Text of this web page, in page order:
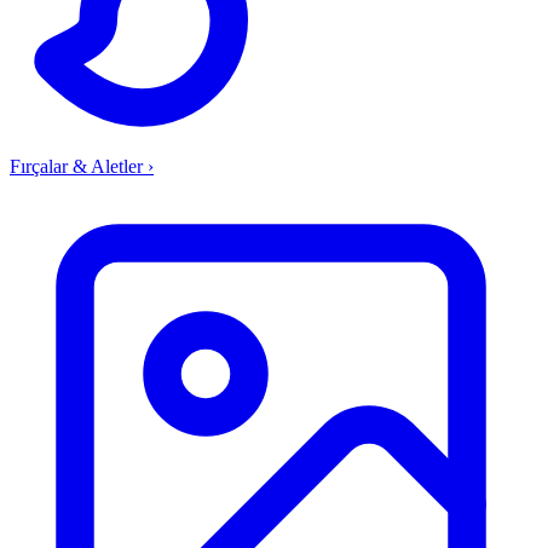
Fırçalar & Aletler ›